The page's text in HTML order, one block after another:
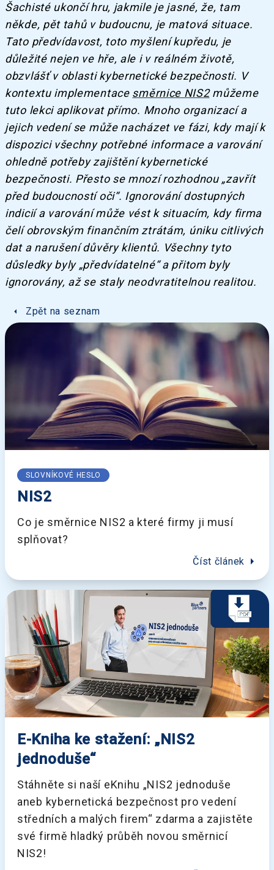
Šachisté ukončí hru, jakmile je jasné, že, tam
někde, pět tahů v budoucnu, je matová situace.
Tato předvídavost, toto myšlení kupředu, je
důležité nejen ve hře, ale i v reálném životě,
obzvlášť v oblasti kybernetické bezpečnosti. V
kontextu implementace směrnice NIS2můžeme
tuto lekci aplikovat přímo. Mnoho organizací a
jejich vedení se může nacházet ve fázi, kdy mají k
dispozici všechny potřebné informace a varování
ohledně potřeby zajištění kybernetické
bezpečnosti. Přesto se mnozí rozhodnou „zavřít
před budoucností oči“. Ignorování dostupných
indicií a varování může vést k situacím, kdy firma
čelí obrovským finančním ztrátám, úniku citlivých
dat a narušení důvěry klientů. Všechny tyto
důsledky byly „předvídatelné“ a přitom byly
ignorovány, až se staly neodvratitelnou realitou.
arrow_left Zpět na seznam
SLOVNÍKOVÉ HESLO
NIS2
Co je směrnice NIS2 a které firmy ji musí
splňovat?
Číst článek arrow_right
E-Kniha ke stažení: „NIS2
jednoduše“
Stáhněte si naší eKnihu „NIS2 jednoduše
aneb kybernetická bezpečnost pro vedení
středních a malých firem“ zdarma a zajistěte
své firmě hladký průběh novou směrnicí
NIS2!